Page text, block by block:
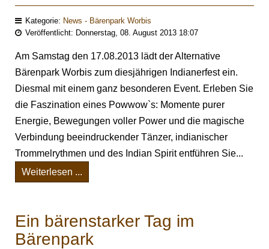
Kategorie: News - Bärenpark Worbis
Veröffentlicht: Donnerstag, 08. August 2013 18:07
Am Samstag den 17.08.2013 lädt der Alternative
Bärenpark Worbis zum diesjährigen Indianerfest ein.
Diesmal mit einem ganz besonderen Event. Erleben Sie
die Faszination eines Powwow`s: Momente purer
Energie, Bewegungen voller Power und die magische
Verbindung beeindruckender Tänzer, indianischer
Trommelrythmen und des Indian Spirit entführen Sie...
Weiterlesen ...
Ein bärenstarker Tag im
Bärenpark